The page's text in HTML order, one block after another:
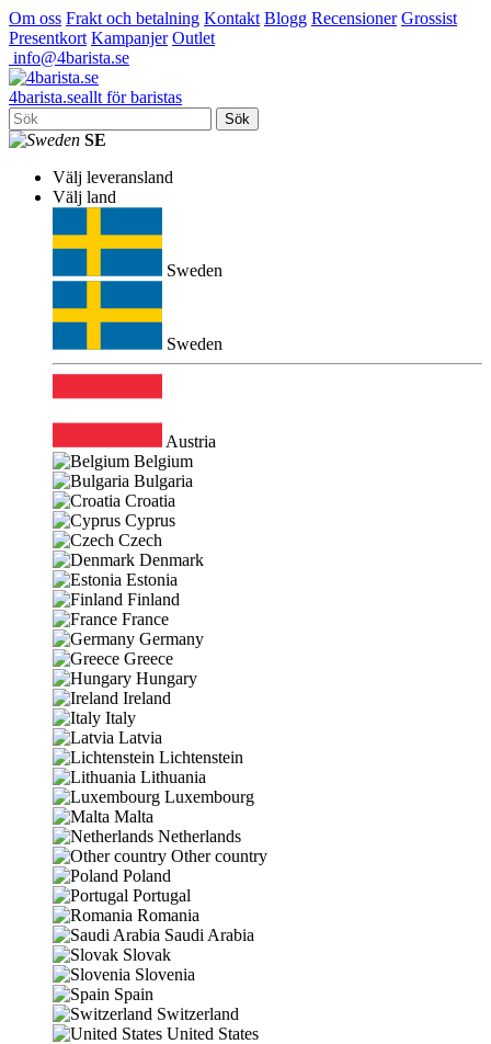
Om oss Frakt och betalning Kontakt Blogg Recensioner Grossist
Presentkort Kampanjer Outlet
info@4barista.se
4barista.seallt för baristas
Sök
SE
Välj leveransland
Välj land
Sweden
Sweden
Austria
Belgium
Bulgaria
Croatia
Cyprus
Czech
Denmark
Estonia
Finland
France
Germany
Greece
Hungary
Ireland
Italy
Latvia
Lichtenstein
Lithuania
Luxembourg
Malta
Netherlands
Other country
Poland
Portugal
Romania
Saudi Arabia
Slovak
Slovenia
Spain
Switzerland
United States